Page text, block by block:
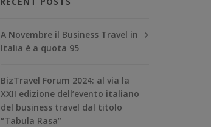
A Novembre il Business Travel in
Italia è a quota 95
BizTravel Forum 2024: al via la
XXII edizione dell’evento italiano
del business travel dal titolo
“Tabula Rasa”